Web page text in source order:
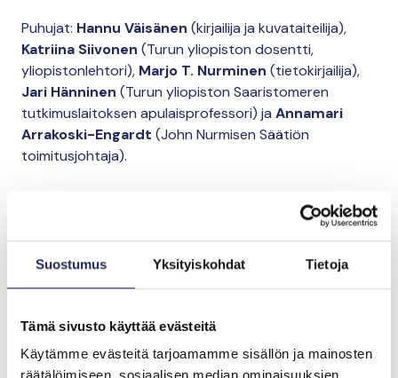
Suostumus Yksityiskohdat Tietoja
Tämä sivusto käyttää evästeitä
Käytämme evästeitä tarjoamamme sisällön ja mainosten
Puhujat: Hannu Väisänen (kirjailija ja kuvataiteilija),
Katriina Siivonen (Turun yliopiston dosentti,
yliopistonlehtori), Marjo T. Nurminen (tietokirjailija),
Jari Hänninen (Turun yliopiston Saaristomeren
tutkimuslaitoksen apulaisprofessori) ja Annamari
Arrakoski-Engardt (John Nurmisen Säätiön
toimitusjohtaja).
Change cookie settings
This content requires cookies.